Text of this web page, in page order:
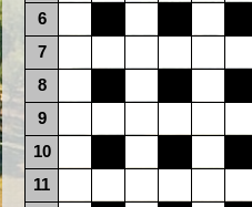
6
7
8
9
10
11